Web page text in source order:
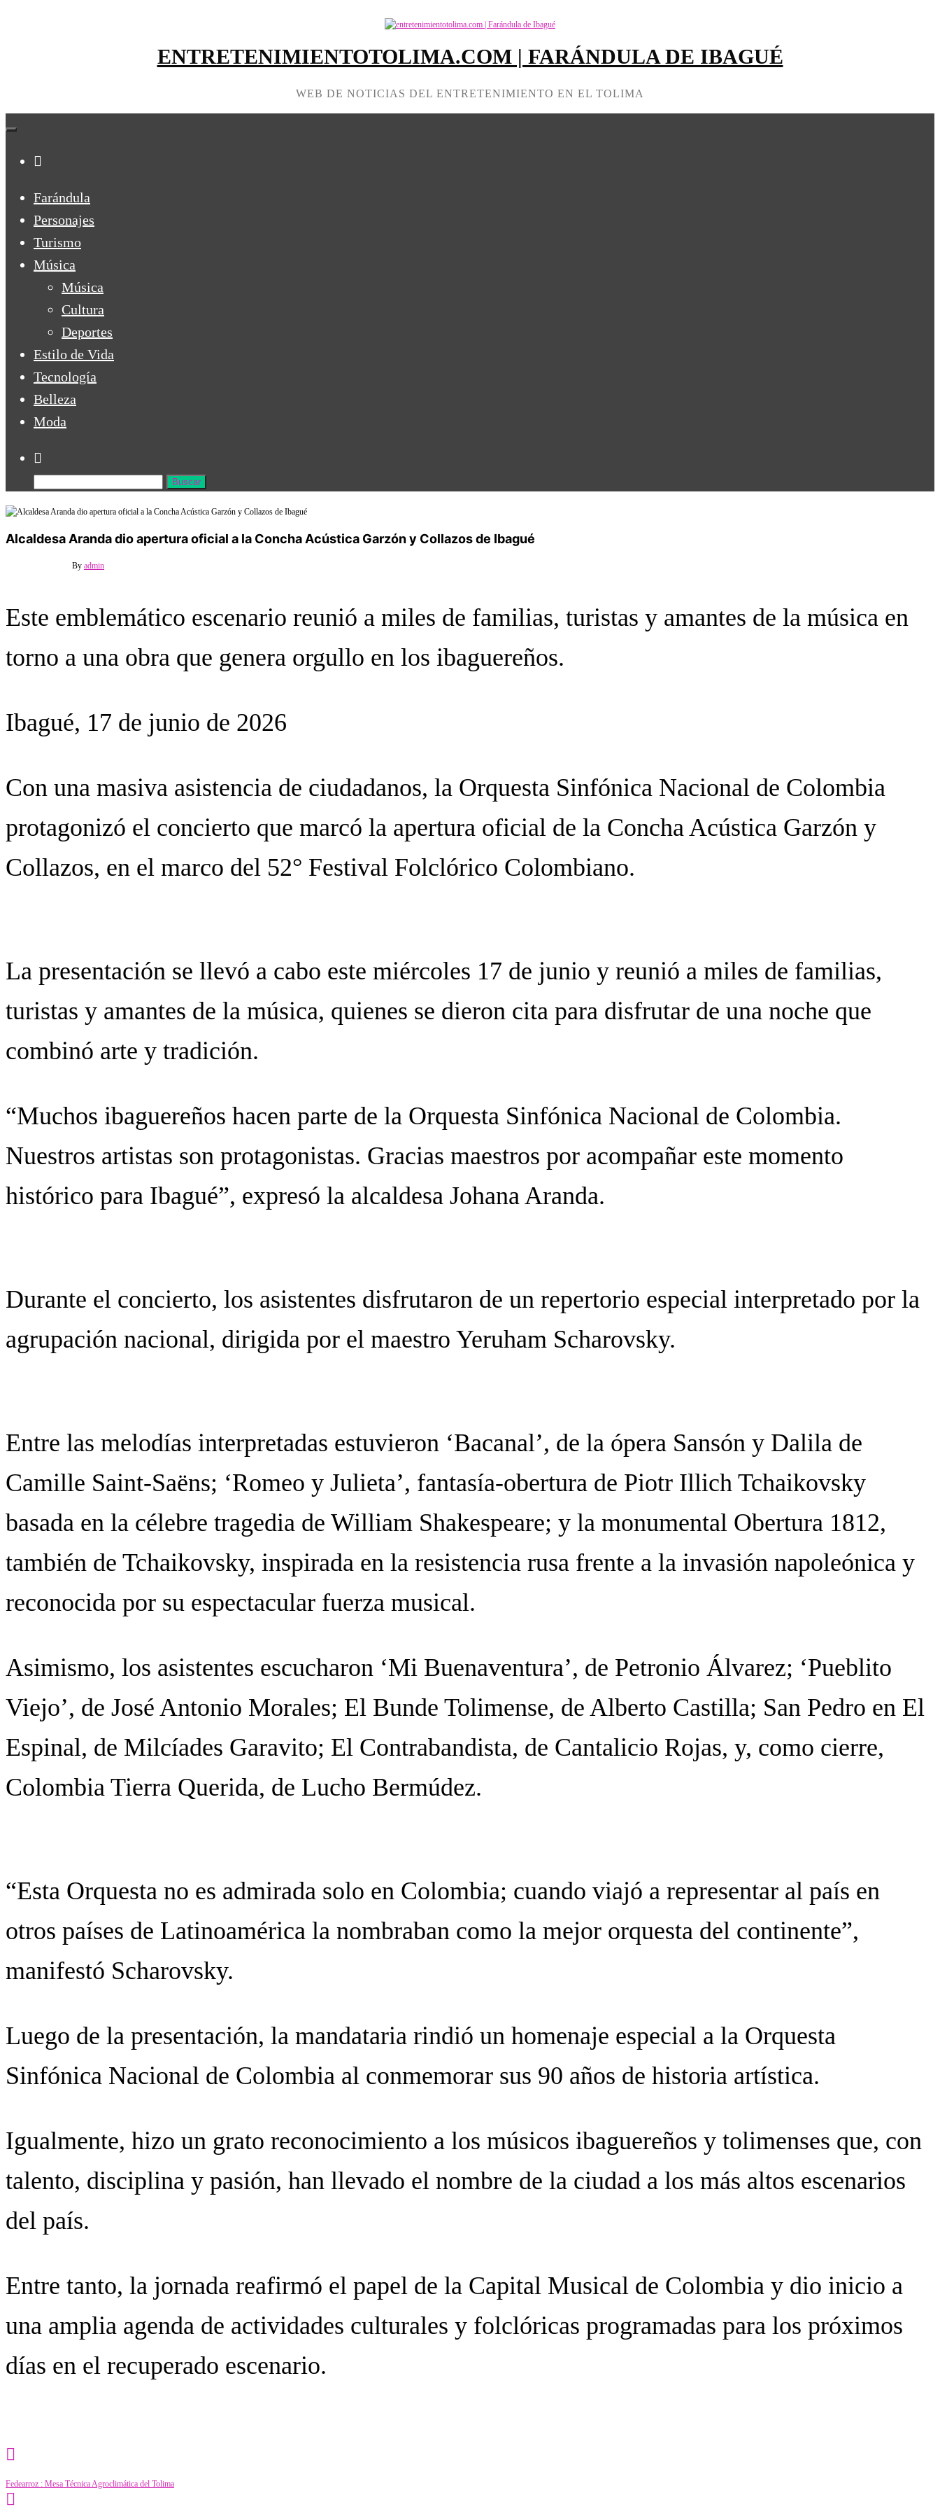
ENTRETENIMIENTOTOLIMA.COM | FARÁNDULA DE IBAGUÉ
WEB DE NOTICIAS DEL ENTRETENIMIENTO EN EL TOLIMA
Farándula
Personajes
Turismo
Música
Música
Cultura
Deportes
Estilo de Vida
Tecnología
Belleza
Moda
Alcaldesa Aranda dio apertura oficial a la Concha Acústica Garzón y Collazos de Ibagué
By admin
Este emblemático escenario reunió a miles de familias, turistas y amantes de la música en
torno a una obra que genera orgullo en los ibaguereños.
Ibagué, 17 de junio de 2026
Con una masiva asistencia de ciudadanos, la Orquesta Sinfónica Nacional de Colombia
protagonizó el concierto que marcó la apertura oficial de la Concha Acústica Garzón y
Collazos, en el marco del 52° Festival Folclórico Colombiano.
La presentación se llevó a cabo este miércoles 17 de junio y reunió a miles de familias,
turistas y amantes de la música, quienes se dieron cita para disfrutar de una noche que
combinó arte y tradición.
“Muchos ibaguereños hacen parte de la Orquesta Sinfónica Nacional de Colombia.
Nuestros artistas son protagonistas. Gracias maestros por acompañar este momento
histórico para Ibagué”, expresó la alcaldesa Johana Aranda.
Durante el concierto, los asistentes disfrutaron de un repertorio especial interpretado por la
agrupación nacional, dirigida por el maestro Yeruham Scharovsky.
Entre las melodías interpretadas estuvieron ‘Bacanal’, de la ópera Sansón y Dalila de
Camille Saint-Saëns; ‘Romeo y Julieta’, fantasía-obertura de Piotr Illich Tchaikovsky
basada en la célebre tragedia de William Shakespeare; y la monumental Obertura 1812,
también de Tchaikovsky, inspirada en la resistencia rusa frente a la invasión napoleónica y
reconocida por su espectacular fuerza musical.
Asimismo, los asistentes escucharon ‘Mi Buenaventura’, de Petronio Álvarez; ‘Pueblito
Viejo’, de José Antonio Morales; El Bunde Tolimense, de Alberto Castilla; San Pedro en El
Espinal, de Milcíades Garavito; El Contrabandista, de Cantalicio Rojas, y, como cierre,
Colombia Tierra Querida, de Lucho Bermúdez.
“Esta Orquesta no es admirada solo en Colombia; cuando viajó a representar al país en
otros países de Latinoamérica la nombraban como la mejor orquesta del continente”,
manifestó Scharovsky.
Luego de la presentación, la mandataria rindió un homenaje especial a la Orquesta
Sinfónica Nacional de Colombia al conmemorar sus 90 años de historia artística.
Igualmente, hizo un grato reconocimiento a los músicos ibaguereños y tolimenses que, con
talento, disciplina y pasión, han llevado el nombre de la ciudad a los más altos escenarios
del país.
Entre tanto, la jornada reafirmó el papel de la Capital Musical de Colombia y dio inicio a
una amplia agenda de actividades culturales y folclóricas programadas para los próximos
días en el recuperado escenario.
Fedearroz : Mesa Técnica Agroclimática del Tolima